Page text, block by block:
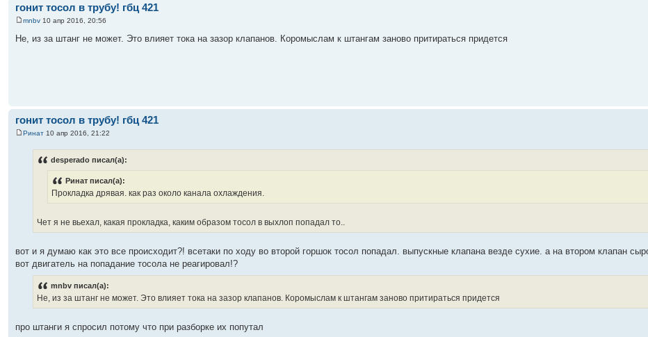
гонит тосол в трубу! гбц 421
mnbv 10 апр 2016, 20:56
Не, из за штанг не может. Это влияет тока на зазор клапанов. Коромыслам к штангам заново притираться придется
гонит тосол в трубу! гбц 421
Ринат 10 апр 2016, 21:22
desperado писал(а):
Ринат писал(а):
Прокладка дрявая. как раз около канала охлаждения.
Чет я не вьехал, какая прокладка, каким образом тосол в выхлоп попадал то..
вот и я думаю как это все происходит?! всетаки по ходу во второй горшок тосол попадал. выпускные клапана везде сухие. а на втором клапан
вот двигатель на попадание тосола не реагировал!?
mnbv писал(а):
Не, из за штанг не может. Это влияет тока на зазор клапанов. Коромыслам к штангам заново притираться придется
про штанги я спросил потому что при разборке их попутал